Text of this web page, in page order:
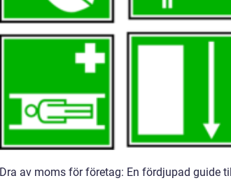
Dra av moms för företag: En fördjupad guide